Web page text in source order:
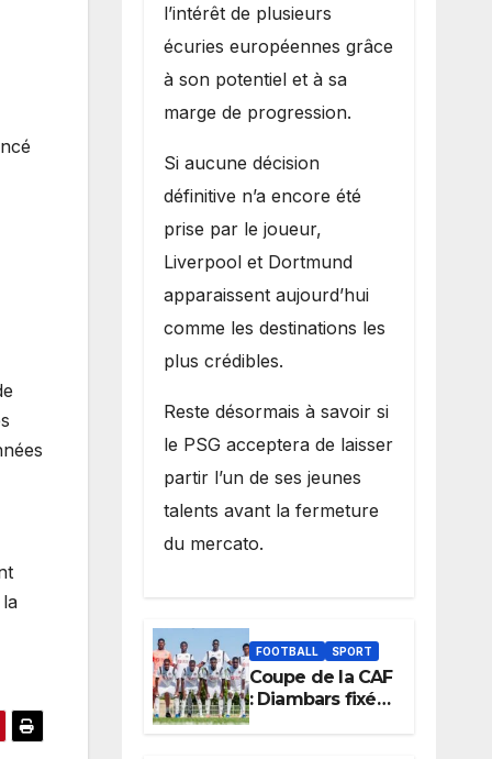
l’intérêt de plusieurs
écuries européennes grâce
à son potentiel et à sa
marge de progression.
Si aucune décision
définitive n’a encore été
prise par le joueur,
Liverpool et Dortmund
apparaissent aujourd’hui
comme les destinations les
plus crédibles.
Reste désormais à savoir si
le PSG acceptera de laisser
partir l’un de ses jeunes
talents avant la fermeture
du mercato.
FOOTBALL SPORT
Coupe de la CAF
: Diambars fixé
sur son destin